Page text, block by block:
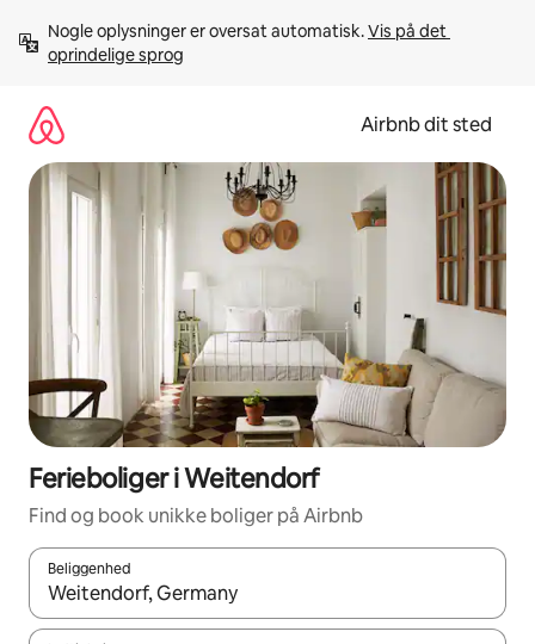
videre
Nogle oplysninger er oversat automatisk. Vis på det
oprindelige sprog
Airbnb dit sted
Ferieboliger i Weitendorf
Find og book unikke boliger på Airbnb
Beliggenhed
Når resultaterne er tilgængelige, skal du navigere med